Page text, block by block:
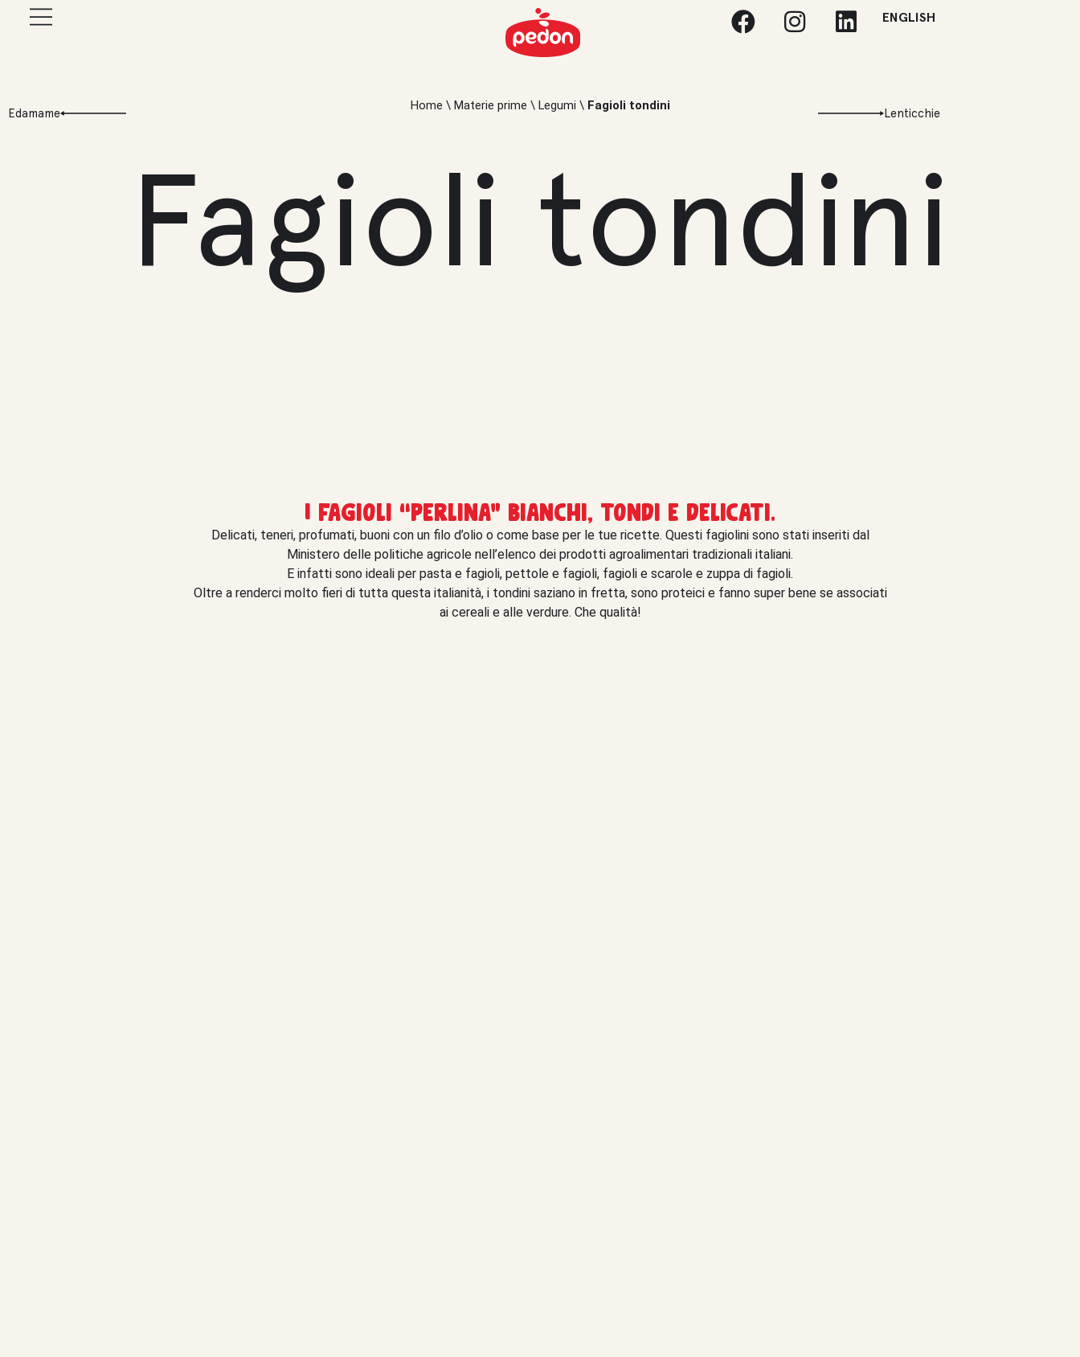
ENGLISH
Edamame
Home \ Materie prime \ Legumi \ Fagioli tondini
Lenticchie
Fagioli tondini
I fagioli “perlina” bianchi, tondi e delicati.
Delicati, teneri, profumati, buoni con un filo d’olio o come base per le tue ricette. Questi fagiolini sono stati inseriti dal
Ministero delle politiche agricole nell’elenco dei prodotti agroalimentari tradizionali italiani.
E infatti sono ideali per pasta e fagioli, pettole e fagioli, fagioli e scarole e zuppa di fagioli.
Oltre a renderci molto fieri di tutta questa italianità, i tondini saziano in fretta, sono proteici e fanno super bene se associati
ai cereali e alle verdure. Che qualità!